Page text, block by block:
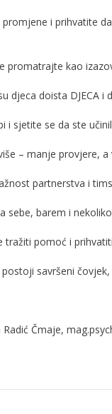
promjene i prihvatite
promatrajte kao
djeca doista DJECA
i sjetite se da ste
– manje provjere,
partnerstva i
sebe, barem i
tražiti pomoć i
postoji savršeni
Čmaje,